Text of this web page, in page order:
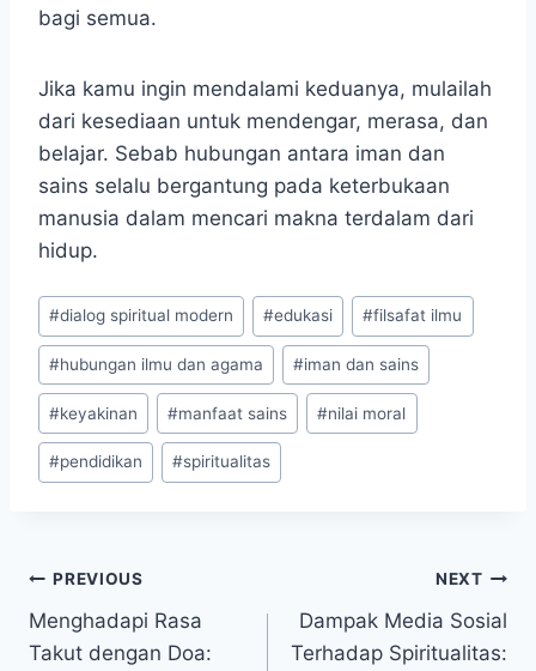
bagi semua.
Jika kamu ingin mendalami keduanya, mulailah
dari kesediaan untuk mendengar, merasa, dan
belajar. Sebab hubungan antara iman dan
sains selalu bergantung pada keterbukaan
manusia dalam mencari makna terdalam dari
hidup.
Post
Tags:
#dialog spiritual modern #edukasi #filsafat ilmu
#hubungan ilmu dan agama #iman dan sains
#keyakinan #manfaat sains #nilai moral
#pendidikan #spiritualitas
Post
navigation
PREVIOUS
Menghadapi Rasa
Takut dengan Doa:
NEXT
Dampak Media Sosial
Terhadap Spiritualitas: